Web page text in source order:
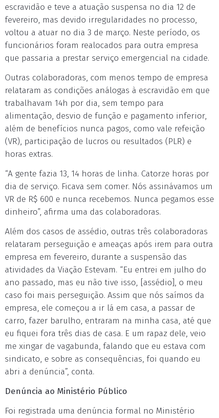
escravidão e teve a atuação suspensa no dia 12 de
fevereiro, mas devido irregularidades no processo,
voltou a atuar no dia 3 de março. Neste período, os
funcionários foram realocados para outra empresa
que passaria a prestar serviço emergencial na cidade.
Outras colaboradoras, com menos tempo de empresa
relataram as condições análogas à escravidão em que
trabalhavam 14h por dia, sem tempo para
alimentação, desvio de função e pagamento inferior,
além de benefícios nunca pagos, como vale refeição
(VR), participação de lucros ou resultados (PLR) e
horas extras.
“A gente fazia 13, 14 horas de linha. Catorze horas por
dia de serviço. Ficava sem comer. Nós assinávamos um
VR de R$ 600 e nunca recebemos. Nunca pegamos esse
dinheiro”, afirma uma das colaboradoras.
Além dos casos de assédio, outras três colaboradoras
relataram perseguição e ameaças após irem para outra
empresa em fevereiro, durante a suspensão das
atividades da Viação Estevam. “Eu entrei em julho do
ano passado, mas eu não tive isso, [assédio], o meu
caso foi mais perseguição. Assim que nós saímos da
empresa, ele começou a ir lá em casa, a passar de
carro, fazer barulho, entraram na minha casa, até que
eu fiquei fora três dias de casa. E um rapaz dele, veio
me xingar de vagabunda, falando que eu estava com
sindicato, e sobre as consequências, foi quando eu
abri a denúncia”, conta.
Denúncia ao Ministério Público
Foi registrada uma denúncia formal no Ministério